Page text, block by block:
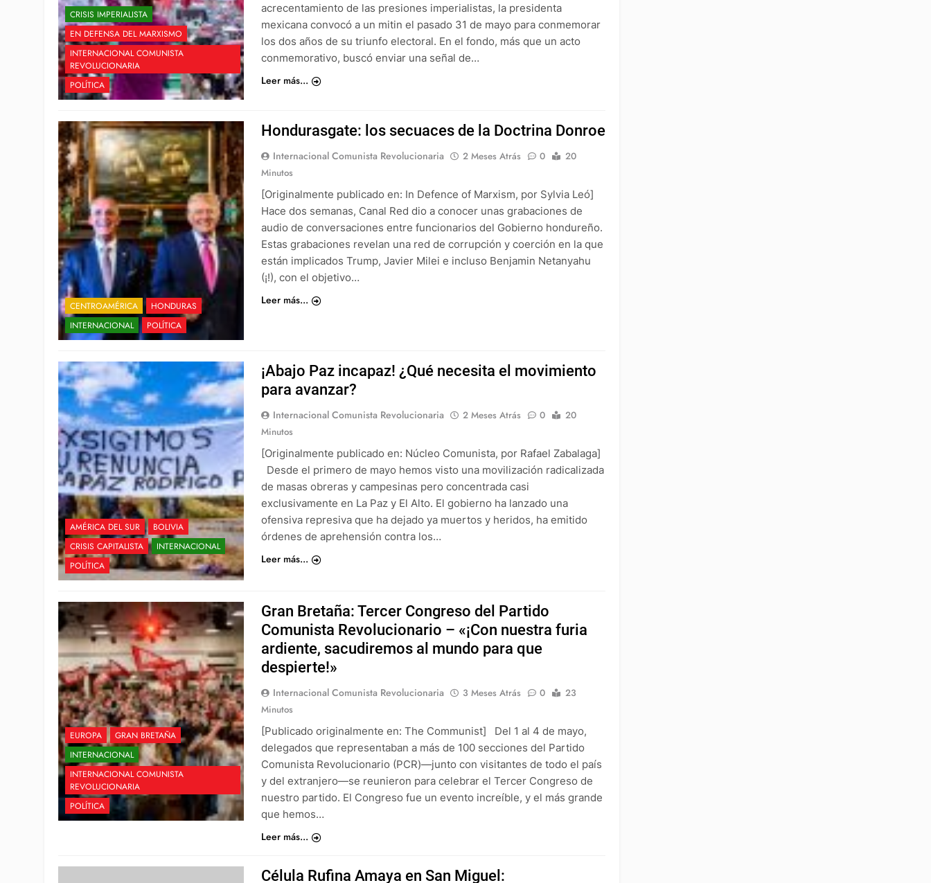
CRISIS IMPERIALISTA
EN DEFENSA DEL MARXISMO
INTERNACIONAL COMUNISTA
REVOLUCIONARIA
POLÍTICA
acrecentamiento de las presiones imperialistas, la presidenta
mexicana convocó a un mitin el pasado 31 de mayo para conmemorar
los dos años de su triunfo electoral. En el fondo, más que un acto
conmemorativo, buscó enviar una señal de…
Leer más...
CENTROAMÉRICA
HONDURAS
INTERNACIONAL
POLÍTICA
Hondurasgate: los secuaces de la Doctrina Donroe
Internacional Comunista Revolucionaria 2 Meses Atrás 0
20
Minutos
[Originalmente publicado en: In Defence of Marxism, por Sylvia Leó]
Hace dos semanas, Canal Red dio a conocer unas grabaciones de
audio de conversaciones entre funcionarios del Gobierno hondureño.
Estas grabaciones revelan una red de corrupción y coerción en la que
están implicados Trump, Javier Milei e incluso Benjamin Netanyahu
(¡!), con el objetivo…
Leer más...
AMÉRICA DEL SUR
BOLIVIA
CRISIS CAPITALISTA
INTERNACIONAL
POLÍTICA
¡Abajo Paz incapaz! ¿Qué necesita el movimiento
para avanzar?
Internacional Comunista Revolucionaria 2 Meses Atrás 0
20
Minutos
[Originalmente publicado en: Núcleo Comunista, por Rafael Zabalaga]
Desde el primero de mayo hemos visto una movilización radicalizada
de masas obreras y campesinas pero concentrada casi
exclusivamente en La Paz y El Alto. El gobierno ha lanzado una
ofensiva represiva que ha dejado ya muertos y heridos, ha emitido
órdenes de aprehensión contra los…
Leer más...
EUROPA
GRAN BRETAÑA
INTERNACIONAL
INTERNACIONAL COMUNISTA
REVOLUCIONARIA
POLÍTICA
Gran Bretaña: Tercer Congreso del Partido
Comunista Revolucionario – «¡Con nuestra furia
ardiente, sacudiremos al mundo para que
despierte!»
Internacional Comunista Revolucionaria 3 Meses Atrás 0
23
Minutos
[Publicado originalmente en: The Communist] Del 1 al 4 de mayo,
delegados que representaban a más de 100 secciones del Partido
Comunista Revolucionario (PCR)—junto con visitantes de todo el país
y del extranjero—se reunieron para celebrar el Tercer Congreso de
nuestro partido. El Congreso fue un evento increíble, y el más grande
que hemos…
Leer más...
Célula Rufina Amaya en San Miguel: